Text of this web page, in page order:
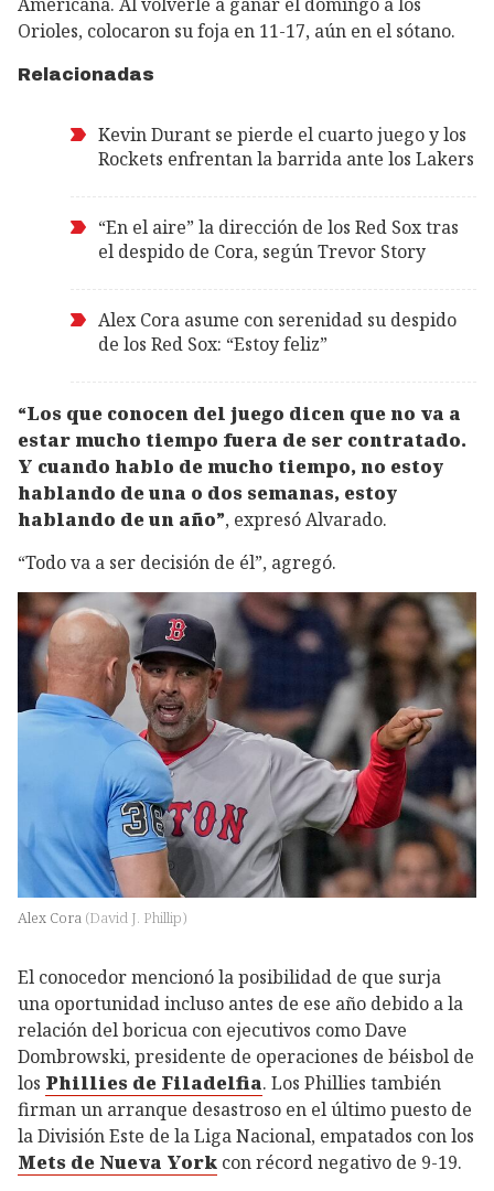
Americana. Al volverle a ganar el domingo a los
Orioles, colocaron su foja en 11-17, aún en el sótano.
Relacionadas
Kevin Durant se pierde el cuarto juego y los
Rockets enfrentan la barrida ante los Lakers
“En el aire” la dirección de los Red Sox tras
el despido de Cora, según Trevor Story
Alex Cora asume con serenidad su despido
de los Red Sox: “Estoy feliz”
“Los que conocen del juego dicen que no va a
estar mucho tiempo fuera de ser contratado.
Y cuando hablo de mucho tiempo, no estoy
hablando de una o dos semanas, estoy
hablando de un año”, expresó Alvarado.
“Todo va a ser decisión de él”, agregó.
Alex Cora (David J. Phillip)
El conocedor mencionó la posibilidad de que surja
una oportunidad incluso antes de ese año debido a la
relación del boricua con ejecutivos como Dave
Dombrowski, presidente de operaciones de béisbol de
los Phillies de Filadelfia. Los Phillies también
firman un arranque desastroso en el último puesto de
la División Este de la Liga Nacional, empatados con los
Mets de Nueva York con récord negativo de 9-19.